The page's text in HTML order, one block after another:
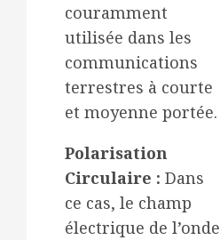
couramment
utilisée dans les
communications
terrestres à courte
et moyenne portée.
Polarisation
Circulaire : Dans
ce cas, le champ
électrique de l’onde